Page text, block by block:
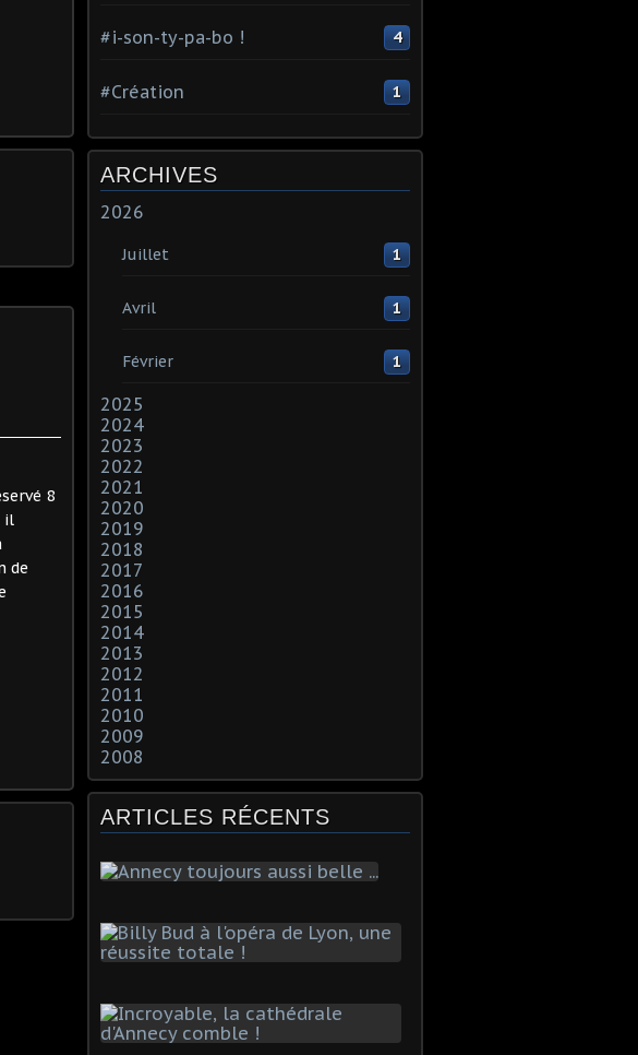
8
il
de
#i-son-ty-pa-bo ! 4
#Création 1
ARCHIVES
2026
Juillet 1
Avril 1
Février 1
2025
2024
2023
2022
2021
2020
2019
2018
2017
2016
2015
2014
2013
2012
2011
2010
2009
2008
ARTICLES RÉCENTS